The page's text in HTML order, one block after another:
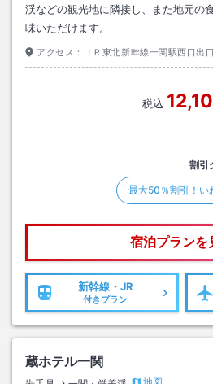
渓などの観光地に隣接し、また地元の
味いただけます。
アクセス： ＪＲ東北新幹線一関駅西口出
税込
割引
最大50％割引！い
宿泊プランを
新幹線・JR
付きプラン
蔵ホテル一関